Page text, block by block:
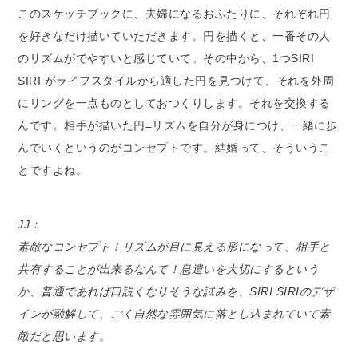
このスケッチブックに、夫婦になるおふたりに、それぞれ円
を好きなだけ描いていただきます。円を描くと、一番その人
のリズムがでやすいと感じていて。その中から、1つSIRI
SIRI がライフスタイルから適した円を見つけて、それを外周
にリングを一点ものとしておつくりします。それを交換する
んです。相手が描いた円=リズムを自分が身につけ、一緒に歩
んでいくというのがコンセプトです。結婚って、そういうこ
とですよね。
JJ：
素敵なコンセプト！リズムが目に見える形になって、相手と
共有することが出来るなんて！息遣いを大切にするという
か、普通であれば口説くなりそうな試みを、SIRI SIRIのデザ
インが融解して、ごく自然な雰囲気に落とし込まれていて素
敵だと思います。